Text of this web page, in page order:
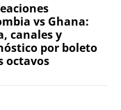
vs Ghana:
canales y
por boleto
octavos